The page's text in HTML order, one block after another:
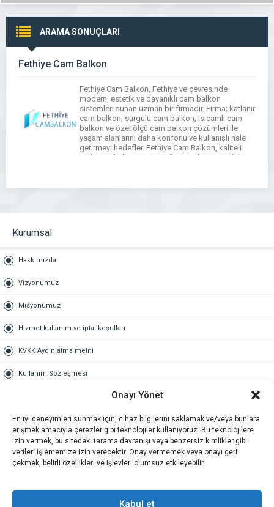
Onayı Yönet
En iyi deneyimleri sunmak için, cihaz bilgilerini saklamak ve/veya bunlara
erişmek amacıyla çerezler gibi teknolojiler kullanıyoruz. Bu teknolojilere
izin vermek, bu sitedeki tarama davranışı veya benzersiz kimlikler gibi
verileri işlememize izin verecektir. Onay vermemek veya onayı geri
çekmek, belirli özellikleri ve işlevleri olumsuz etkileyebilir.
Kabul et
ARAMA SONUÇLARI
Fethiye Cam Balkon
Fethiye Cam Balkon, Fethiye ve çevresinde
modern, estetik ve dayanıklı cam balkon
sistemleri sunan uzman bir firmadır. Firma; katlanır
cam balkon, sürgülü cam balkon, ısıcamlı cam
balkon ve özel ölçü cam balkon çözümleri ile
yaşam alanlarını daha konforlu ve kullanışlı hale
getirmeyi hedefler. Fethiye Cam Balkon, kaliteli
malzeme kullanımı ve profesyonel montaj ekibi
Kurumsal
Hakkımızda
Vizyonumuz
Misyonumuz
Hizmet kullanım ve iptal koşulları
KVKK Aydınlatma metni
Kullanım Sözleşmesi
Gold üyelik nedir
Kariyer